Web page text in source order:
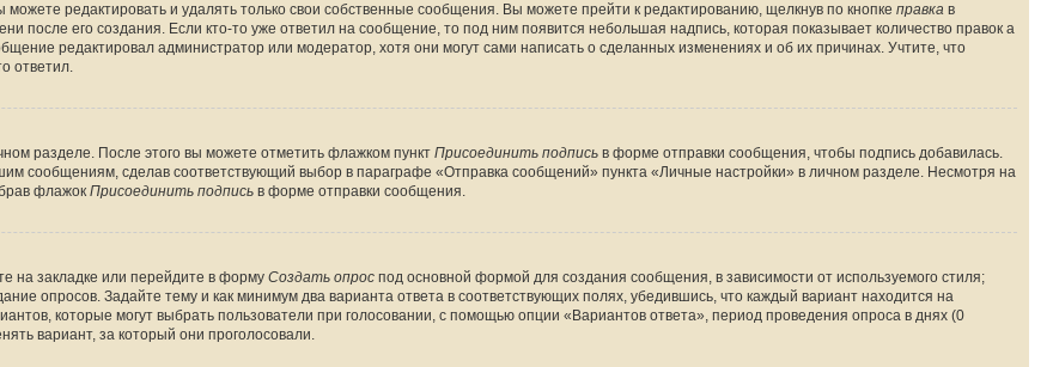
редактировать и удалять только свои собственные сообщения. Вы можете прейти к редактированию, щелкнув по кнопке правка в
после его создания. Если кто-то уже ответил на сообщение, то под ним появится небольшая надпись, которая показывает количество правок а
редактировал администратор или модератор, хотя они могут сами написать о сделанных изменениях и об их причинах. Учтите, что
ответил.
разделе. После этого вы можете отметить флажком пункт Присоединить подпись в форме отправки сообщения, чтобы подпись добавилась.
сообщениям, сделав соответствующий выбор в параграфе «Отправка сообщений» пункта «Личные настройки» в личном разделе. Несмотря на
флажок Присоединить подпись в форме отправки сообщения.
на закладке или перейдите в форму Создать опрос под основной формой для создания сообщения, в зависимости от используемого стиля;
опросов. Задайте тему и как минимум два варианта ответа в соответствующих полях, убедившись, что каждый вариант находится на
которые могут выбрать пользователи при голосовании, с помощью опции «Вариантов ответа», период проведения опроса в днях (0
вариант, за который они проголосовали.